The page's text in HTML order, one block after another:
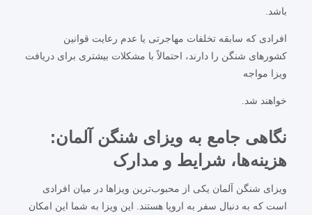
باشد.
افرادی که سابقه تخلفات مهاجرتی یا عدم رعایت قوانین
کشورهای شنگن را دارند، احتمالاً با مشکلات بیشتری برای دریافت
ویزا مواجه
خواهند شد.
نگاهی جامع به ویزای شنگن آلمان:
هزینه‌ها، شرایط و مدارک
ویزای شنگن آلمان یکی از محبوب‌ترین ویزاها در میان افرادی
است که به دنبال سفر به اروپا هستند. این ویزا به شما این امکان